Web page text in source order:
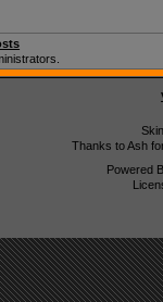
Thanks to Ash
Powered